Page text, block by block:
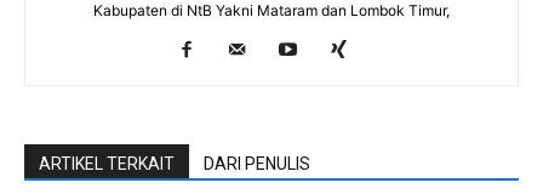
Kabupaten di NtB Yakni Mataram dan Lombok Timur,
ARTIKEL TERKAIT DARI PENULIS